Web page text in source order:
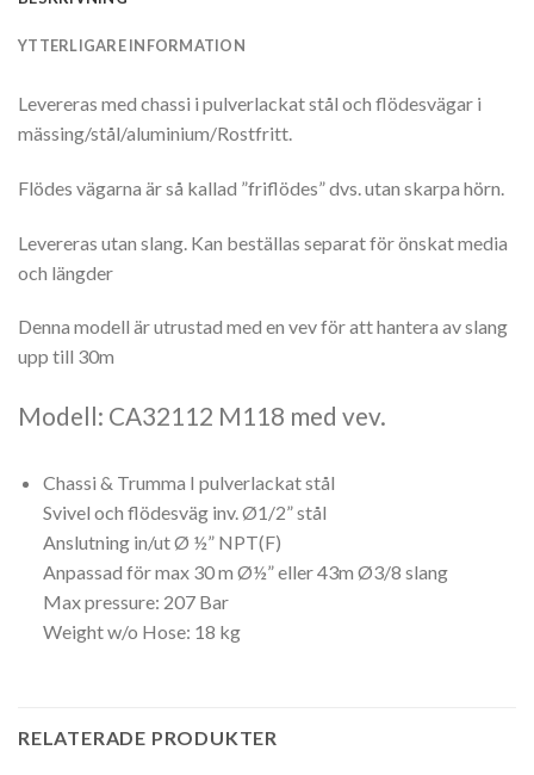
YTTERLIGARE INFORMATION
Levereras med chassi i pulverlackat stål och flödesvägar i
mässing/stål/aluminium/Rostfritt.
Flödes vägarna är så kallad ”friflödes” dvs. utan skarpa hörn.
Levereras utan slang. Kan beställas separat för önskat media
och längder
Denna modell är utrustad med en vev för att hantera av slang
upp till 30m
Modell: CA32112 M118 med vev.
Chassi & Trumma I pulverlackat stål
Svivel och flödesväg inv. Ø1/2” stål
Anslutning in/ut Ø ½” NPT(F)
Anpassad för max 30 m Ø½” eller 43m Ø3/8 slang
Max pressure: 207 Bar
Weight w/o Hose: 18 kg
RELATERADE PRODUKTER